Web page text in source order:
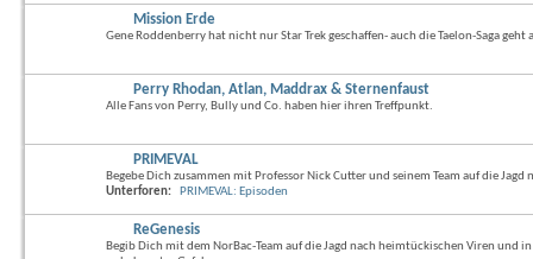
Mission Erde
Gene Roddenberry hat nicht nur Star Trek geschaffen- auch die Taelon-Saga
Perry Rhodan, Atlan, Maddrax & Sternenfaust
Alle Fans von Perry, Bully und Co. haben hier ihren Treffpunkt.
PRIMEVAL
Begebe Dich zusammen mit Professor Nick Cutter und seinem Team auf die
Unterforen:
PRIMEVAL: Episoden
ReGenesis
Begib Dich mit dem NorBac-Team auf die Jagd nach heimtückischen Viren und